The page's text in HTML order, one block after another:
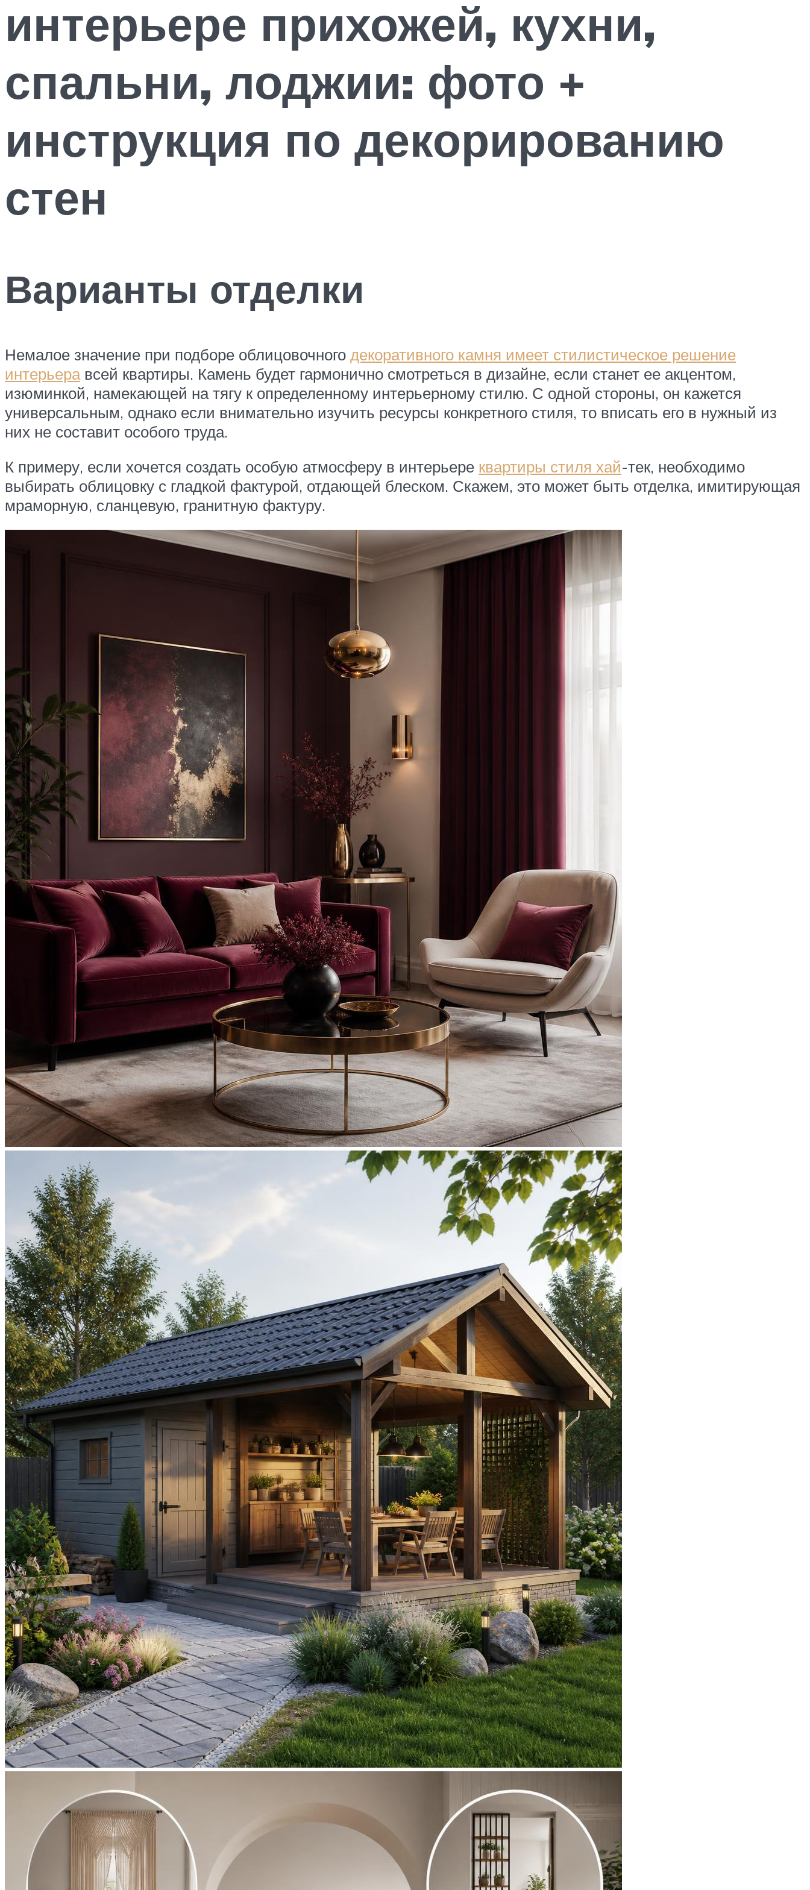
интерьере прихожей, кухни,
спальни, лоджии: фото +
инструкция по декорированию
стен
Варианты отделки
Немалое значение при подборе облицовочного декоративного камня имеет стилистическое решение
интерьеравсей квартиры. Камень будет гармонично смотреться в дизайне, если станет ее акцентом,
изюминкой, намекающей на тягу к определенному интерьерному стилю. С одной стороны, он кажется
универсальным, однако если внимательно изучить ресурсы конкретного стиля, то вписать его в нужный из
них не составит особого труда.
К примеру, если хочется создать особую атмосферу в интерьере квартиры стиля хай-тек, необходимо
выбирать облицовку с гладкой фактурой, отдающей блеском. Скажем, это может быть отделка, имитирующая
мраморную, сланцевую, гранитную фактуру.